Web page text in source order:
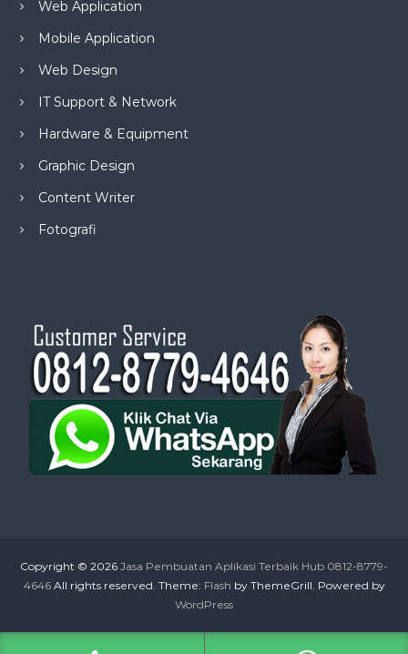
Web Application
Mobile Application
Web Design
IT Support & Network
Hardware & Equipment
Graphic Design
Content Writer
Fotografi
Copyright © 2026 Jasa Pembuatan Aplikasi Terbaik Hub 0812-8779-
4646All rights reserved. Theme: Flash by ThemeGrill. Powered by
WordPress